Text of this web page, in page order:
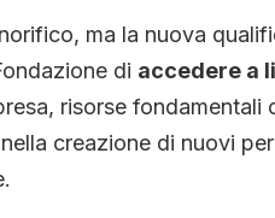
ma la nuova
di accedere a
risorse
creazione di nuovi